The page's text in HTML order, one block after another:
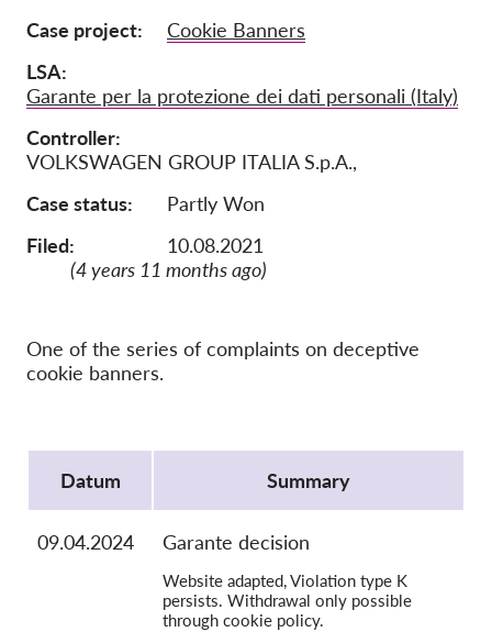
Tým
Kariéra
Hromadná žaloba
Case project
Cookie Banners
LSA
Garante per la protezione dei dati personali (Italy)
Controller
VOLKSWAGEN GROUP ITALIA S.p.A.,
Case status
Partly Won
Filed:
10.08.2021
(4 years 11 months ago)
One of the series of complaints on deceptive
cookie banners.
Datum
Summary
09.04.2024 Garante decision
Website adapted, Violation type K
persists. Withdrawal only possible
through cookie policy.